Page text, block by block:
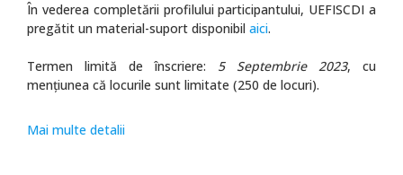
În vederea completării profilului participantului, UEFISCDI a
pregătit un material-suport disponibil aici.
Termen limită de înscriere: 5 Septembrie 2023, cu
mențiunea că locurile sunt limitate (250 de locuri).
Mai multe detalii